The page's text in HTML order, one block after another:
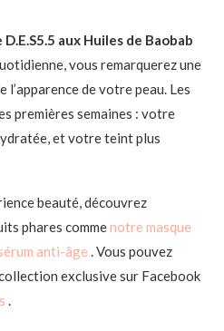
aux Huiles de Baobab
vous remarquerez une
de votre peau. Les
premières semaines : votre
et votre teint plus
beauté, découvrez
phares commenotre masque
anti-âge . Vous pouvez
exclusive sur Facebook
.